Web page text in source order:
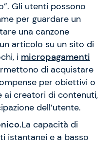
Gli utenti possono
per guardare un
una canzone
articolo su un sito di
i micropagamenti
di acquistare
per obiettivi o
ai creatori di contenuti,
dell’utente.
La capacità di
istantanei e a basso